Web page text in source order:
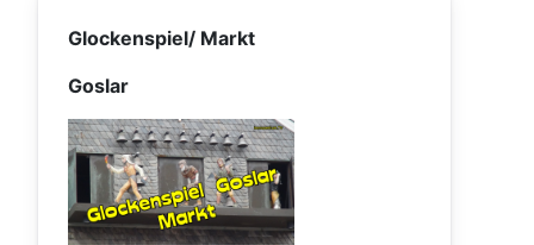
Glockenspiel/ Markt
Goslar